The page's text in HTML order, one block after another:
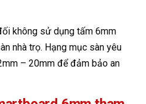
không sử dụng tấm 6mm
nhà trọ. Hạng mục sàn yêu
– 20mm để đảm bảo an